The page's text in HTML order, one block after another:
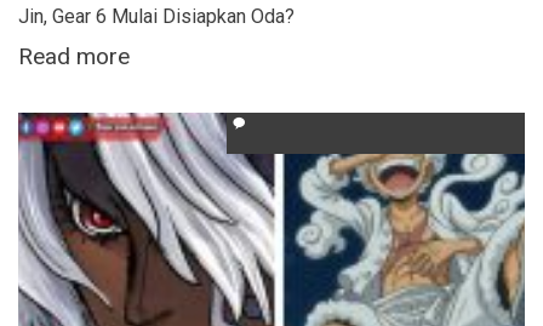
Jin, Gear 6 Mulai Disiapkan Oda?
Read more